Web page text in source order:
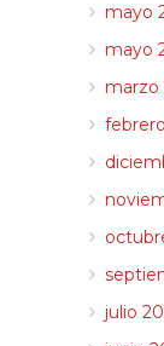
mayo
mayo
marzo
julio